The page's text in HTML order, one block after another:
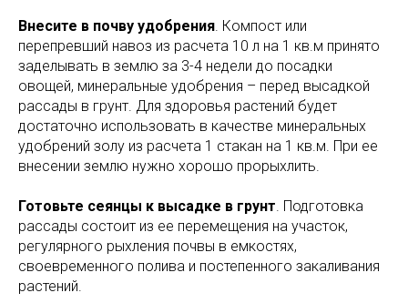
Внесите в почву удобрения. Компост или
перепревший навоз из расчета 10 л на 1 кв.м принято
заделывать в землю за 3-4 недели до посадки
овощей, минеральные удобрения – перед высадкой
рассады в грунт. Для здоровья растений будет
достаточно использовать в качестве минеральных
удобрений золу из расчета 1 стакан на 1 кв.м. При ее
внесении землю нужно хорошо прорыхлить.
Готовьте сеянцы к высадке в грунт. Подготовка
рассады состоит из ее перемещения на участок,
регулярного рыхления почвы в емкостях,
своевременного полива и постепенного закаливания
растений.